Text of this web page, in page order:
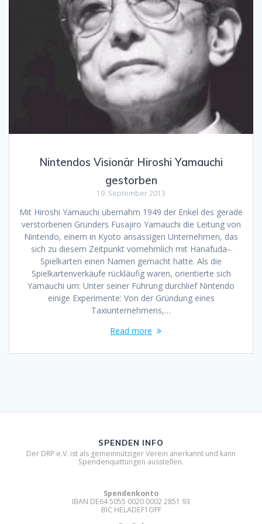
Nintendos Visionär Hiroshi Yamauchi
gestorben
19. September 2013
Mit Hiroshi Yamauchi übernahm 1949 der Enkel des gerade
verstorbenen Gründers Fusajiro Yamauchi die Leitung von
Nintendo, einem in Kyoto ansässigen Unternehmen, das
sich zu diesem Zeitpunkt vornehmlich mit Hanafuda–
Spielkarten einen Namen gemacht hatte. Als die
Spielkartenverkäufe rückläufig waren, orientierte sich
Yamauchi um: Unter seiner Führung durchlief Nintendo
einige Experimente: Von der Gründung eines
Taxiunternehmens,…
Read more
SPENDEN INFO
Der DRP e.V. ist als gemeinnütziger Verein anerkannt und kann
Spendenquittungen ausstellen.
Spendenkonto
IBAN DE64 5055 0020 0002 2851 93
BIC HELADEF1OFF